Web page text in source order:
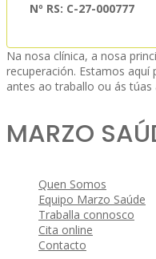
Nº RS: C-27-000777
Na nosa clínica, a nosa
recuperación. Estamos
antes ao traballo ou ás túas
MARZO
Quen Somos
Equipo Marzo Saúde
Traballa connosco
Cita online
Contacto